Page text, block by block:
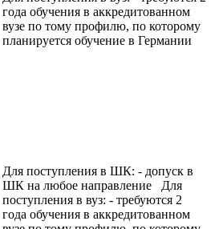
года обучения в аккредитованном
вузе по тому профилю, по которому
планируется обучение в Германии
Для поступления в ШК: - допуск в
ШК на любое направление Для
поступления в вуз: - требуются 2
года обучения в аккредитованном